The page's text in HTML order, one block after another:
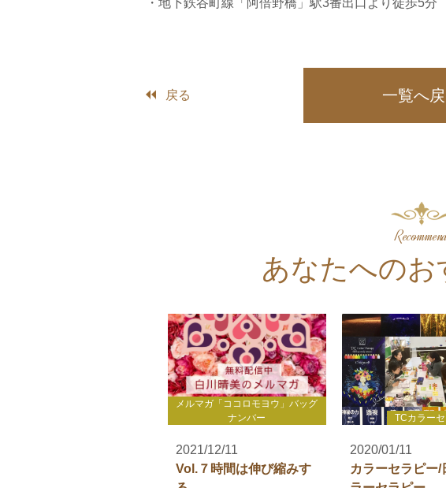
・地下鉄谷町線「阿倍野橋」駅3番出口より徒歩5分
戻る 一覧へ
あなたへのお
メルマガ「ココロモヨウ」バッグ
ナンバー
2021/12/11
Vol.７時間は伸び縮みす
TCカラー
2020/01/11
カラーセラピー/